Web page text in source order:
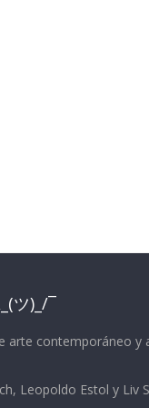
ツ)_/¯
arte contemporáneo y
Leopoldo Estol y Liv